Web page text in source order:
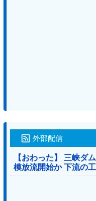
外部配信
【おわった】 三峡ダ
模放流開始か 下流の
る